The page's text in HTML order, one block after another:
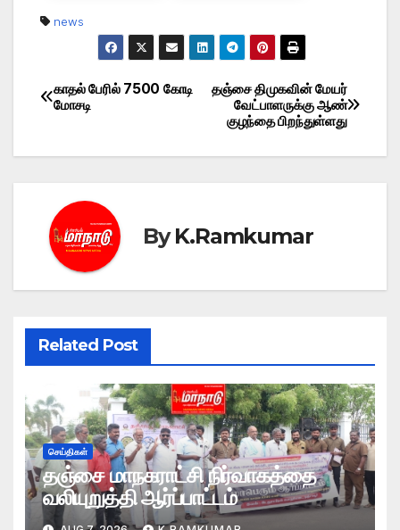
news
Post
தஞ்சை திமுகவின் மேயர்
வேட்பாளருக்கு ஆண்
குழந்தை பிறந்துள்ளது
காதல் பேரில் 7500 கோடி
மோசடி
ByK.Ramkumar
Related Post
செய்திகள்
தஞ்சை மாநகராட்சி நிர்வாகத்தை
வலியுறுத்தி ஆர்ப்பாட்டம்